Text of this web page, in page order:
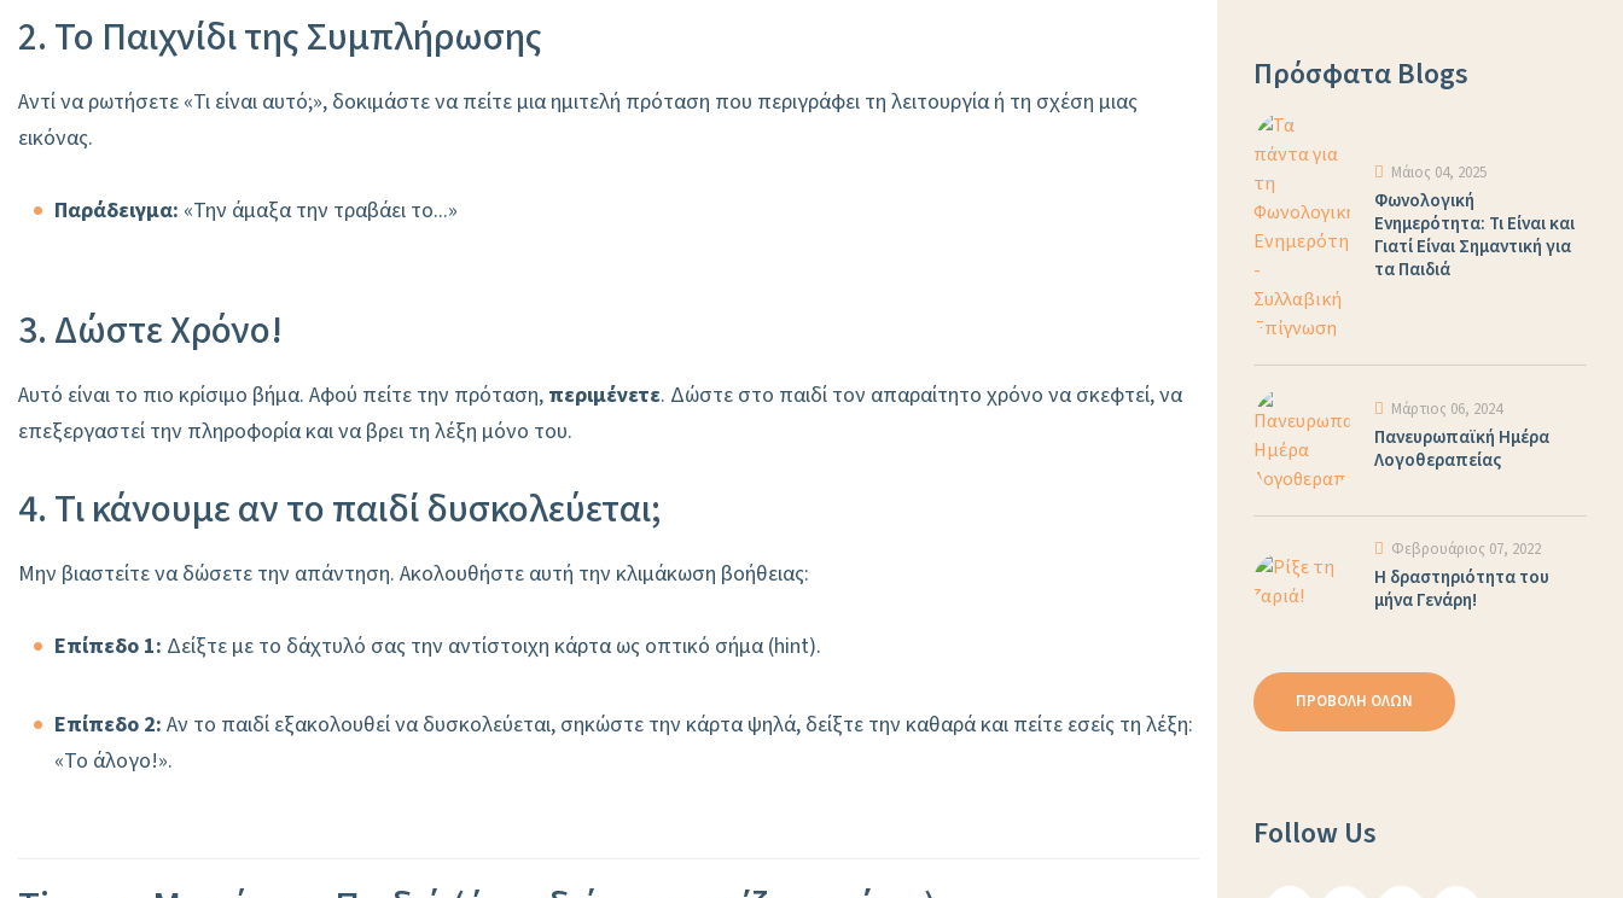
2. Το Παιχνίδι της Συμπλήρωσης
Αντί να ρωτήσετε «Τι είναι αυτό;», δοκιμάστε να πείτε μια ημιτελή πρόταση που περιγράφει τη λειτουργία ή τη σχέση μιας
εικόνας.
Παράδειγμα: «Την άμαξα την τραβάει το...»
3. Δώστε Χρόνο!
Αυτό είναι το πιο κρίσιμο βήμα. Αφού πείτε την πρόταση, περιμένετε. Δώστε στο παιδί τον απαραίτητο χρόνο να σκεφτεί, να
επεξεργαστεί την πληροφορία και να βρει τη λέξη μόνο του.
4. Τι κάνουμε αν το παιδί δυσκολεύεται;
Μην βιαστείτε να δώσετε την απάντηση. Ακολουθήστε αυτή την κλιμάκωση βοήθειας:
Επίπεδο 1: Δείξτε με το δάχτυλό σας την αντίστοιχη κάρτα ως οπτικό σήμα (hint).
Επίπεδο 2: Αν το παιδί εξακολουθεί να δυσκολεύεται, σηκώστε την κάρτα ψηλά, δείξτε την καθαρά και πείτε εσείς τη λέξη:
«Το άλογο!».
Πρόσφατα Blogs
Μάιος 04, 2025
Φωνολογική
Ενημερότητα: Τι Είναι και
Γιατί Είναι Σημαντική για
τα Παιδιά
Μάρτιος 06, 2024
Πανευρωπαϊκή Ημέρα
Λογοθεραπείας
Φεβρουάριος 07, 2022
Η δραστηριότητα του
μήνα Γενάρη!
ΠΡΟΒΟΛΉ ΌΛΩΝ
Follow Us